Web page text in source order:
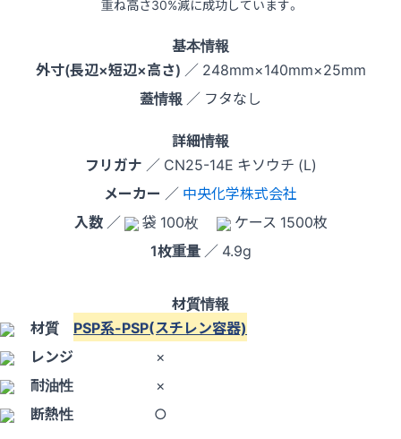
重ね高さ30%減に成功しています。
基本情報
外寸(長辺×短辺×高さ) ／ 248mm×140mm×25mm
蓋情報 ／ フタなし
詳細情報
フリガナ ／ CN25-14E キソウチ (L)
メーカー ／ 中央化学株式会社
入数／ 袋 100枚
ケース 1500枚
1枚重量／ 4.9g
材質情報
材質 PSP系-PSP(スチレン容器)
レンジ
×
耐油性
×
断熱性
○